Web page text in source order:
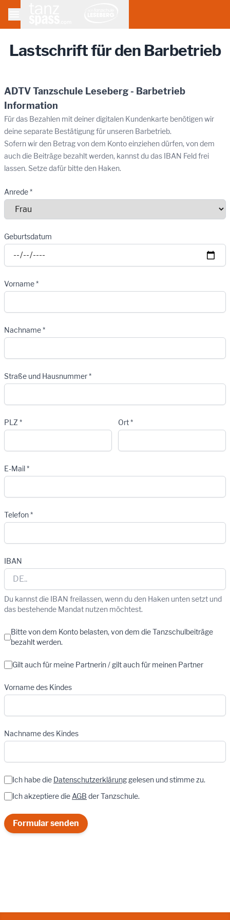
Lastschrift für den Barbetrieb
ADTV Tanzschule Leseberg - Barbetrieb
Information
Für das Bezahlen mit deiner digitalen Kundenkarte benötigen wir
deine separate Bestätigung für unseren Barbetrieb.
Sofern wir den Betrag von dem Konto einziehen dürfen, von dem
auch die Beiträge bezahlt werden, kannst du das IBAN Feld frei
lassen. Setze dafür bitte den Haken.
Anrede *
Geburtsdatum
Vorname *
Nachname *
Straße und Hausnummer *
PLZ * Ort *
E-Mail *
Telefon *
IBAN
Du kannst die IBAN freilassen, wenn du den Haken unten setzt und
das bestehende Mandat nutzen möchtest.
Bitte von dem Konto belasten, von dem die Tanzschulbeiträge
bezahlt werden.
Gilt auch für meine Partnerin / gilt auch für meinen Partner
Vorname des Kindes
Nachname des Kindes
Ich habe die Datenschutzerklärunggelesen und stimme zu.
Ich akzeptiere die AGB der Tanzschule.
Formular senden